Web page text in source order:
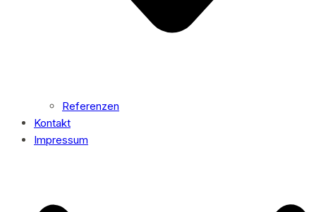
Referenzen
Kontakt
Impressum